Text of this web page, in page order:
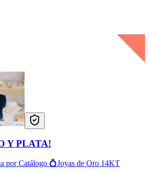
Y PLATA!
por Catálogo 💍Joyas de Oro 14KT